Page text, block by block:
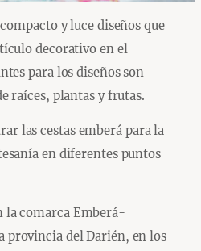
y luce diseños que
decorativo en el
para los diseños son
raíces, plantas y frutas.
las cestas emberá para la
en diferentes puntos
la comarca Emberá-
provincia del Darién, en los